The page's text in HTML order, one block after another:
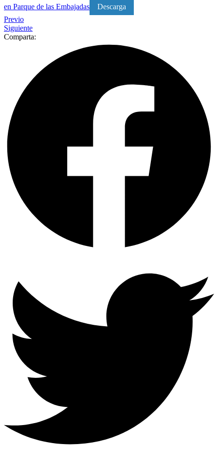
en Parque de las Embajadas
Descarga
Previo
Siguiente
Comparta: